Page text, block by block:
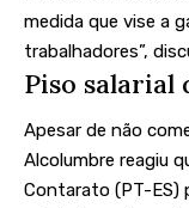
medida que vise a
trabalhadores”,
Piso salarial
Apesar de não
Alcolumbre reagiu
Contarato (PT-ES)